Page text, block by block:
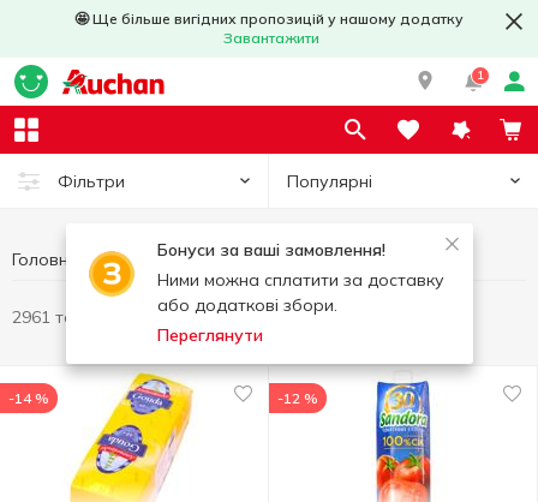
🤩 Ще більше вигідних пропозицій у нашому додатку
Завантажити
1
Фільтри Популярні
Бонуси за ваші замовлення!
Ними можна сплатити за доставку
або додаткові збори.
Переглянути
Головна
2961 товар
-14 % -12 %